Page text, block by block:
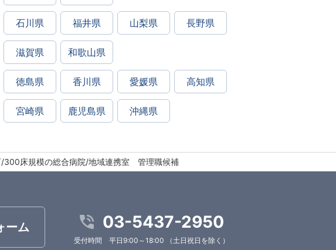
石川県 福井県 山梨県 長野県
滋賀県 和歌山県
徳島県 香川県 愛媛県 高知県
宮崎県 鹿児島県 沖縄県
/300床規模の総合病院/地域連携室 管理職候補
ーム 03-5437-2950
受付時間 平日9:00～18:00 （土日祝日を除く）